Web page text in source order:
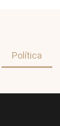
Política